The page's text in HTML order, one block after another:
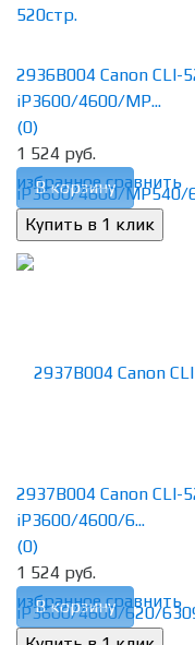
избранное сравнить
2936B004 Canon
iP3600/4600/MP...
(0)
1 524 руб.
В корзину
избранное сравнить
2937B004 Canon
iP3600/4600/6...
(0)
1 524 руб.
В корзину